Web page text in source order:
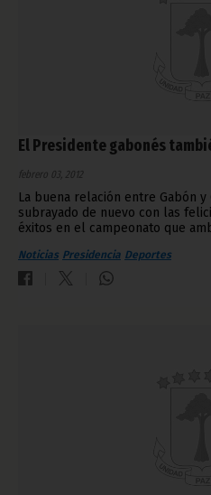
El Presidente gabonés
febrero 03, 2012
La buena relación entre Gabón y
subrayado de nuevo con las
éxitos en el campeonato que
Noticias Presidencia Deportes